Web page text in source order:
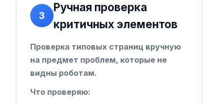
3
Ручная проверка
критичных элементов
Проверка типовых страниц вручную
на предмет проблем, которые не
видны роботам.
Что проверяю: